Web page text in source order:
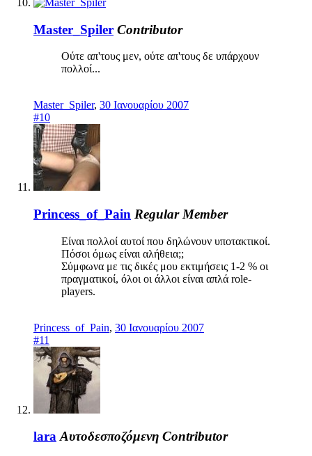
Master_Spiler Contributor
Ούτε απ'τους μεν, ούτε απ'τους δε υπάρχουν
πολλοί...
Master_Spiler, 30 Ιανουαρίου 2007
#10
Princess_of_Pain Regular Member
Είναι πολλοί αυτοί που δηλώνουν υποτακτικοί.
Πόσοι όμως είναι αλήθεια;;
Σύμφωνα με τις δικές μου εκτιμήσεις 1-2 % οι
πραγματικοί, όλοι οι άλλοι είναι απλά role-
players.
Princess_of_Pain, 30 Ιανουαρίου 2007
#11
lara Αυτοδεσποζόμενη Contributor